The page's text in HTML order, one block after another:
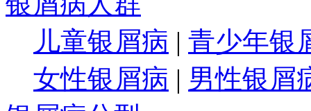
儿童银屑病 | 青少年银
女性银屑病 | 男性银屑